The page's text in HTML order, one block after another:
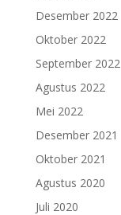
Desember 2022
Oktober 2022
September 2022
Agustus 2022
Mei 2022
Desember 2021
Oktober 2021
Agustus 2020
Juli 2020